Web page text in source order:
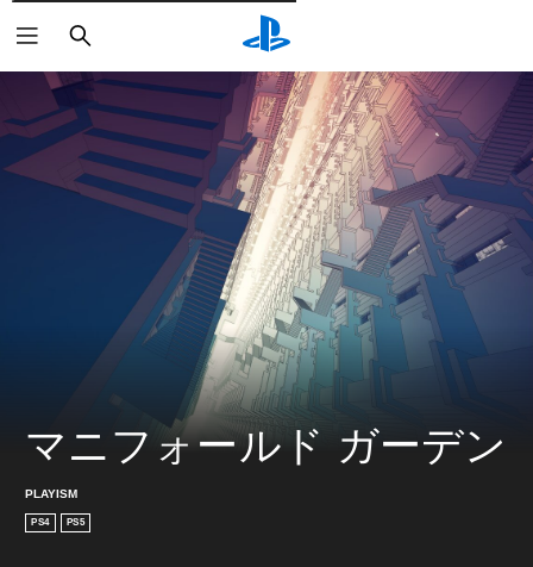
検
索
マニフォールド ガーデン
PLAYISM
PS4 PS5